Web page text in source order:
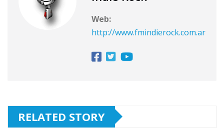
Web:
http://www.fmindierock.com.ar
RELATED STORY